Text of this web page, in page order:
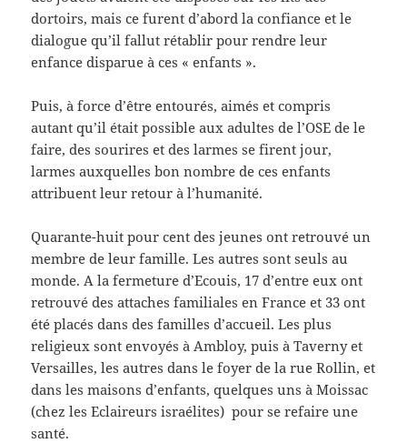
dortoirs, mais ce furent d’abord la confiance et le
dialogue qu’il fallut rétablir pour rendre leur
enfance disparue à ces « enfants ».
Puis, à force d’être entourés, aimés et compris
autant qu’il était possible aux adultes de l’OSE de le
faire, des sourires et des larmes se firent jour,
larmes auxquelles bon nombre de ces enfants
attribuent leur retour à l’humanité.
Quarante-huit pour cent des jeunes ont retrouvé un
membre de leur famille. Les autres sont seuls au
monde. A la fermeture d’Ecouis, 17 d’entre eux ont
retrouvé des attaches familiales en France et 33 ont
été placés dans des familles d’accueil. Les plus
religieux sont envoyés à Ambloy, puis à Taverny et
Versailles, les autres dans le foyer de la rue Rollin, et
dans les maisons d’enfants, quelques uns à Moissac
(chez les Eclaireurs israélites) pour se refaire une
santé.